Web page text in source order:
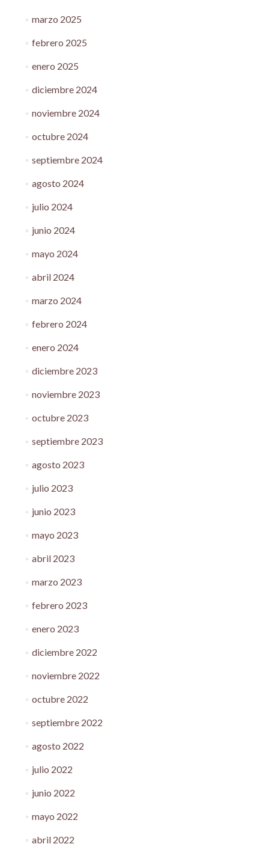
marzo 2025
febrero 2025
enero 2025
diciembre 2024
noviembre 2024
octubre 2024
septiembre 2024
agosto 2024
julio 2024
junio 2024
mayo 2024
abril 2024
marzo 2024
febrero 2024
enero 2024
diciembre 2023
noviembre 2023
octubre 2023
septiembre 2023
agosto 2023
julio 2023
junio 2023
mayo 2023
abril 2023
marzo 2023
febrero 2023
enero 2023
diciembre 2022
noviembre 2022
octubre 2022
septiembre 2022
agosto 2022
julio 2022
junio 2022
mayo 2022
abril 2022